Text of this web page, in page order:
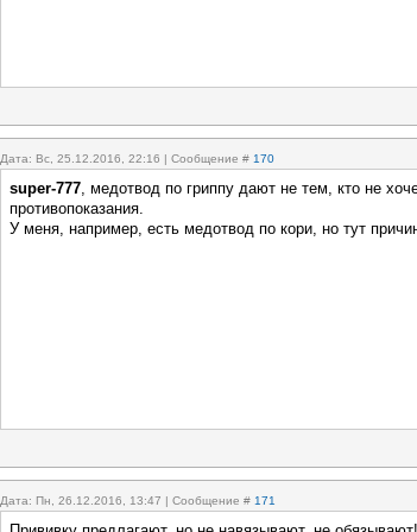
Дата: Вс, 25.12.2016, 22:16 | Сообщение # 170
super-777, медотвод по гриппу дают не тем, кто не
противопоказания.
У меня, например, есть медотвод по кори, но тут
Дата: Пн, 26.12.2016, 13:47 | Сообщение # 171